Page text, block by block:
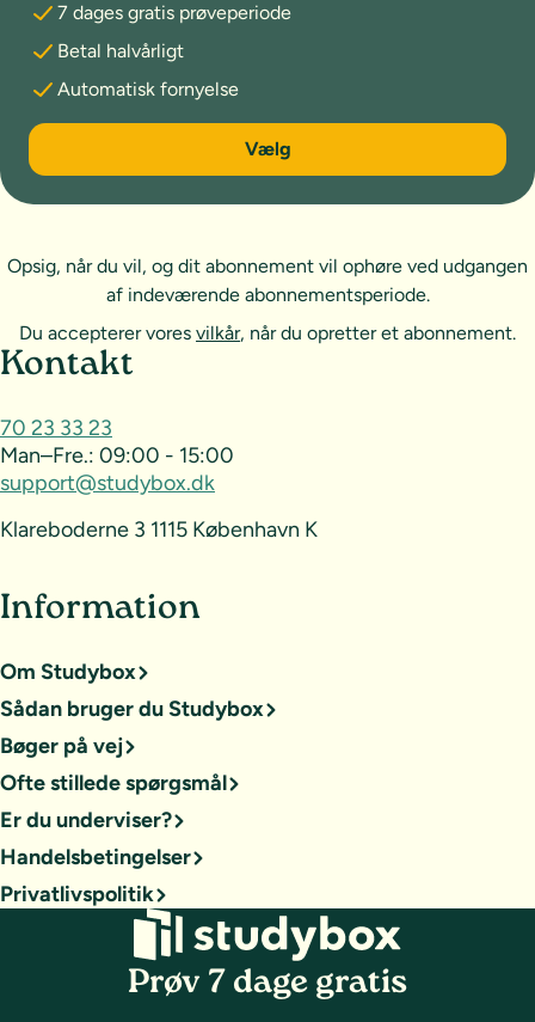
7 dages gratis prøveperiode
Betal halvårligt
Automatisk fornyelse
6 måneder
Vælg
Opsig, når du vil, og dit abonnement vil ophøre ved udgangen
af indeværende abonnementsperiode.
Du accepterer vores vilkår, når du opretter et abonnement.
Sideoversigt og kontakt
Kontakt
70 23 33 23
Man–Fre.: 09:00 - 15:00
support@studybox.dk
Klareboderne 3 1115 København K
Information
Om Studybox
Sådan bruger du Studybox
Bøger på vej
Ofte stillede spørgsmål
Er du underviser?
Handelsbetingelser
Privatlivspolitik
Prøv 7 dage gratis